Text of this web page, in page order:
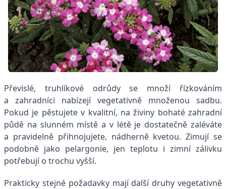
Převislé, truhlíkové odrůdy se množí řízkováním
a zahradníci nabízejí vegetativně množenou sadbu.
Pokud je pěstujete v kvalitní, na živiny bohaté zahradní
půdě na slunném místě a v létě je dostatečně zaléváte
a pravidelně přihnojujete, nádherně kvetou. Zimují se
podobně jako pelargonie, jen teplotu i zimní zálivku
potřebují o trochu vyšší.
Prakticky stejné požadavky mají další druhy vegetativně